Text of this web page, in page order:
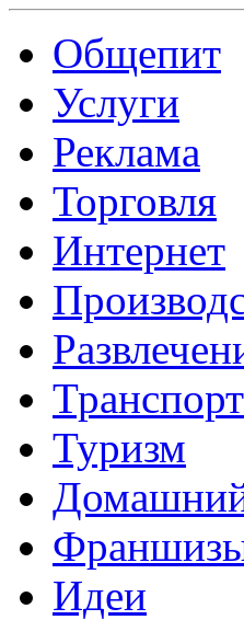
Общепит
Услуги
Реклама
Торговля
Интернет
Транспорт
Туризм
Идеи